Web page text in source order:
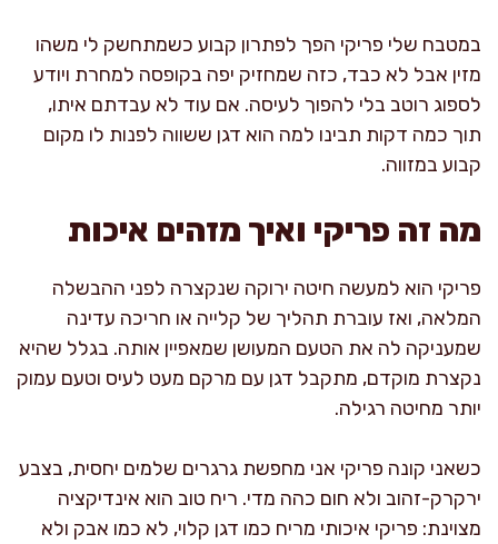
במטבח שלי פריקי הפך לפתרון קבוע כשמתחשק לי משהו
מזין אבל לא כבד, כזה שמחזיק יפה בקופסה למחרת ויודע
לספוג רוטב בלי להפוך לעיסה. אם עוד לא עבדתם איתו,
תוך כמה דקות תבינו למה הוא דגן ששווה לפנות לו מקום
קבוע במזווה.
מה זה פריקי ואיך מזהים איכות
פריקי הוא למעשה חיטה ירוקה שנקצרה לפני ההבשלה
המלאה, ואז עוברת תהליך של קלייה או חריכה עדינה
שמעניקה לה את הטעם המעושן שמאפיין אותה. בגלל שהיא
נקצרת מוקדם, מתקבל דגן עם מרקם מעט לעיס וטעם עמוק
יותר מחיטה רגילה.
כשאני קונה פריקי אני מחפשת גרגרים שלמים יחסית, בצבע
ירקרק-זהוב ולא חום כהה מדי. ריח טוב הוא אינדיקציה
מצוינת: פריקי איכותי מריח כמו דגן קלוי, לא כמו אבק ולא